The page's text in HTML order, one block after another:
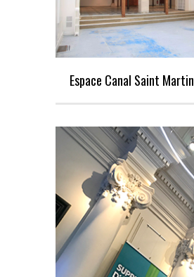
Espace Canal Saint Martin